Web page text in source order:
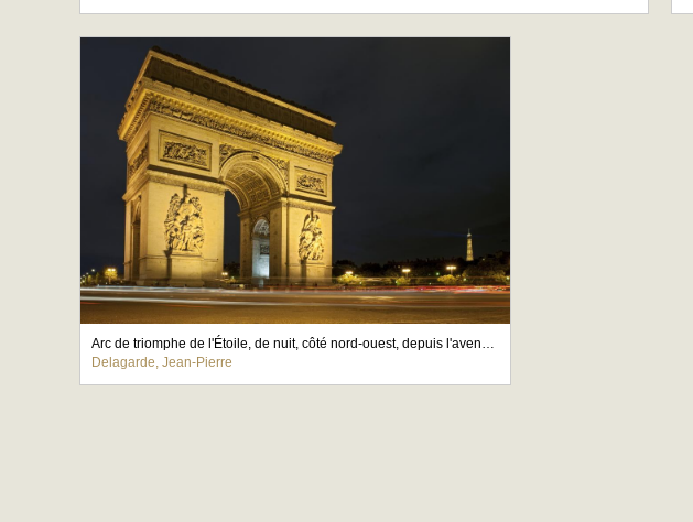
Arc de triomphe de l'Étoile, de nuit, côté nord-ouest, depuis l'avenue Carnot
Delagarde, Jean-Pierre